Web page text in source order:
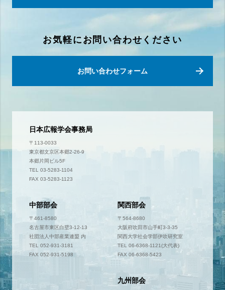
お気軽にお問い合わせください
お問い合わせフォーム
日本広報学会事務局
〒113-0033
東京都文京区本郷2-26-9
本郷片岡ビル5F
TEL 03-5283-1104
FAX 03-5283-1123
中部部会
〒461-8580
名古屋市東区白壁3-12-13
社団法人中部産業連盟 内
TEL 052-931-3181
FAX 052-931-5198
関西部会
〒564-8680
大阪府吹田市山手町3-3-35
関西大学社会学部伊吹研究室
TEL 06-6368-1121(大代表)
FAX 06-6368-5423
九州部会